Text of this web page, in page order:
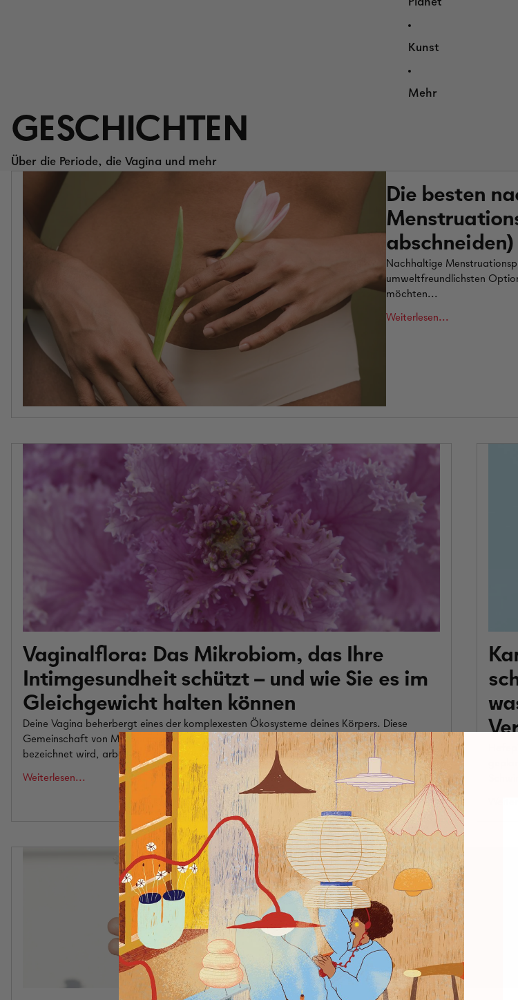
Kunst
Mehr
GESCHICHTEN
Über die Periode, die Vagina und mehr
Die besten
abschneiden)
Nachhaltige
umweltfreundlichsten
möchten...
Weiterlesen...
Vaginalflora: Das Mikrobiom, das Ihre
Intimgesundheit schützt – und wie Sie es im
Gleichgewicht halten können
Deine Vagina beherbergt eines der komplexesten Ökosysteme deines Körpers. Diese
Gemeinschaft von Mikroorganismen, die oft als Vaginalflora oder Vaginalmikrobiom
bezeichnet wird, arbeitet ununterbrochen daran, dich zu schützen...
Weiterlesen...